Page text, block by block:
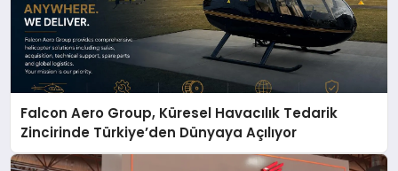
Falcon Aero Group, Küresel Havacılık Tedarik
Zincirinde Türkiye’den Dünyaya Açılıyor